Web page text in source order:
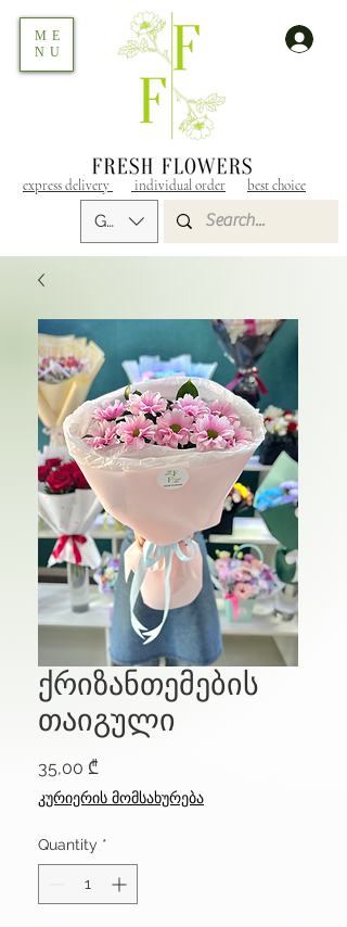
GEL (GEL)
express delivery individual order best choice
ME
NU
ქრიზანთემების
თაიგული
35,00 ₾
კურიერის მომსახურება
Quantity *